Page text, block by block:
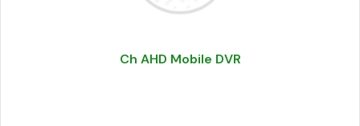
Ch AHD Mobile DVR